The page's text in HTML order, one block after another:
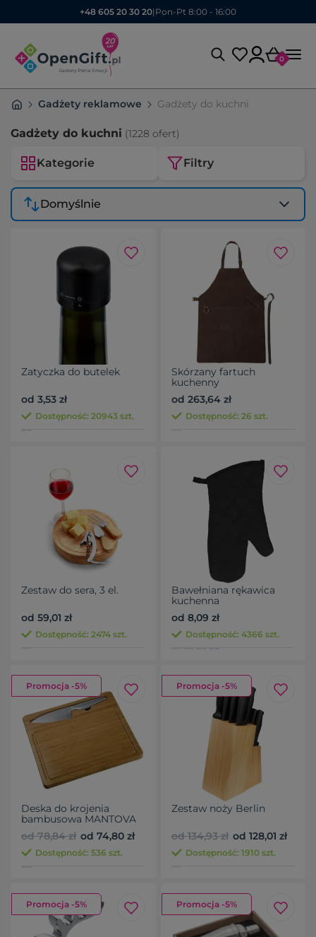
+48 605 20 30 20| Pon-Pt 8:00 - 16:00
0
Gadżety reklamowe Gadżety do kuchni
Gadżety do kuchni (1228 ofert)
Kategorie Filtry
Domyślnie
Zatyczka do butelek
od 3,53 zł
Dostępność: 20943 szt.
Skórzany fartuch
kuchenny
od 263,64 zł
Dostępność: 26 szt.
Zestaw do sera, 3 el.
od 59,01 zł
Dostępność: 2474 szt.
Bawełniana rękawica
kuchenna
od 8,09 zł
Dostępność: 4366 szt.
Promocja -5%
Deska do krojenia
bambusowa MANTOVA
od 78,84 zł od 74,80 zł
Dostępność: 536 szt.
Promocja -5%
Zestaw noży Berlin
od 134,93 zł od 128,01 zł
Dostępność: 1910 szt.
Promocja -5% Promocja -5%